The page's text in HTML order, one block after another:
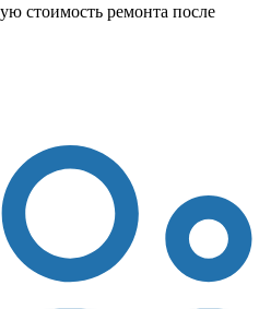
стоимость ремонта после